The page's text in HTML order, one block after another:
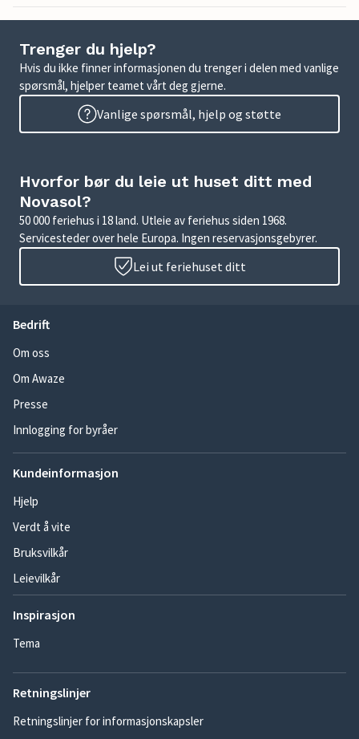
Trenger du hjelp?
Hvis du ikke finner informasjonen du trenger i delen med vanlige
spørsmål, hjelper teamet vårt deg gjerne.
Vanlige spørsmål, hjelp og støtte
Hvorfor bør du leie ut huset ditt med
Novasol?
50 000 feriehus i 18 land. Utleie av feriehus siden 1968.
Servicesteder over hele Europa. Ingen reservasjonsgebyrer.
Lei ut feriehuset ditt
Bedrift
Om oss
Om Awaze
Presse
Innlogging for byråer
Kundeinformasjon
Hjelp
Verdt å vite
Bruksvilkår
Leievilkår
Inspirasjon
Tema
Retningslinjer
Retningslinjer for informasjonskapsler